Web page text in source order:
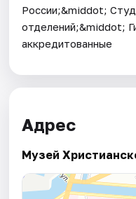
России;&middot;
отделений;&middot;
аккредитованные
Адрес
Музей